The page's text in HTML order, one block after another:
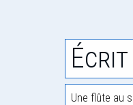
Écrit
Une flûte au